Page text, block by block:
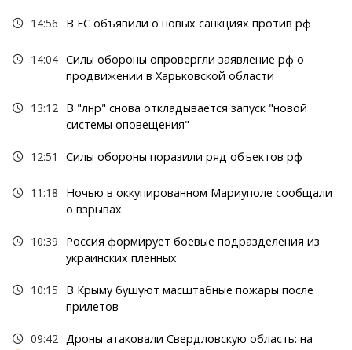
14:56 В ЕС объявили о новых санкциях против рф
14:04 Силы обороны опровергли заявление рф о
продвижении в Харьковской области
13:12 В "лнр" снова откладывается запуск "новой
системы оповещения"
12:51 Силы обороны поразили ряд объектов рф
11:18
Ночью в оккупированном Мариуполе сообщали
о взрывах
10:39
Россия формирует боевые подразделения из
украинских пленных
10:15
В Крыму бушуют масштабные пожары после
прилетов
09:42 Дроны атаковали Свердловскую область: на